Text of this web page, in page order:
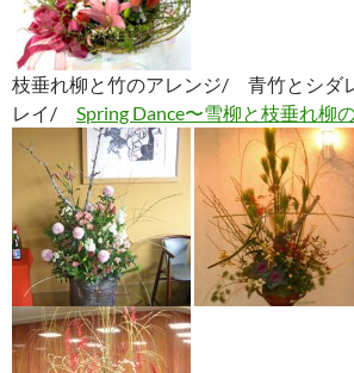
枝垂れ柳と竹のアレンジ/ 青竹とシダ
レイ/ Spring Dance〜雪柳と枝垂れ柳